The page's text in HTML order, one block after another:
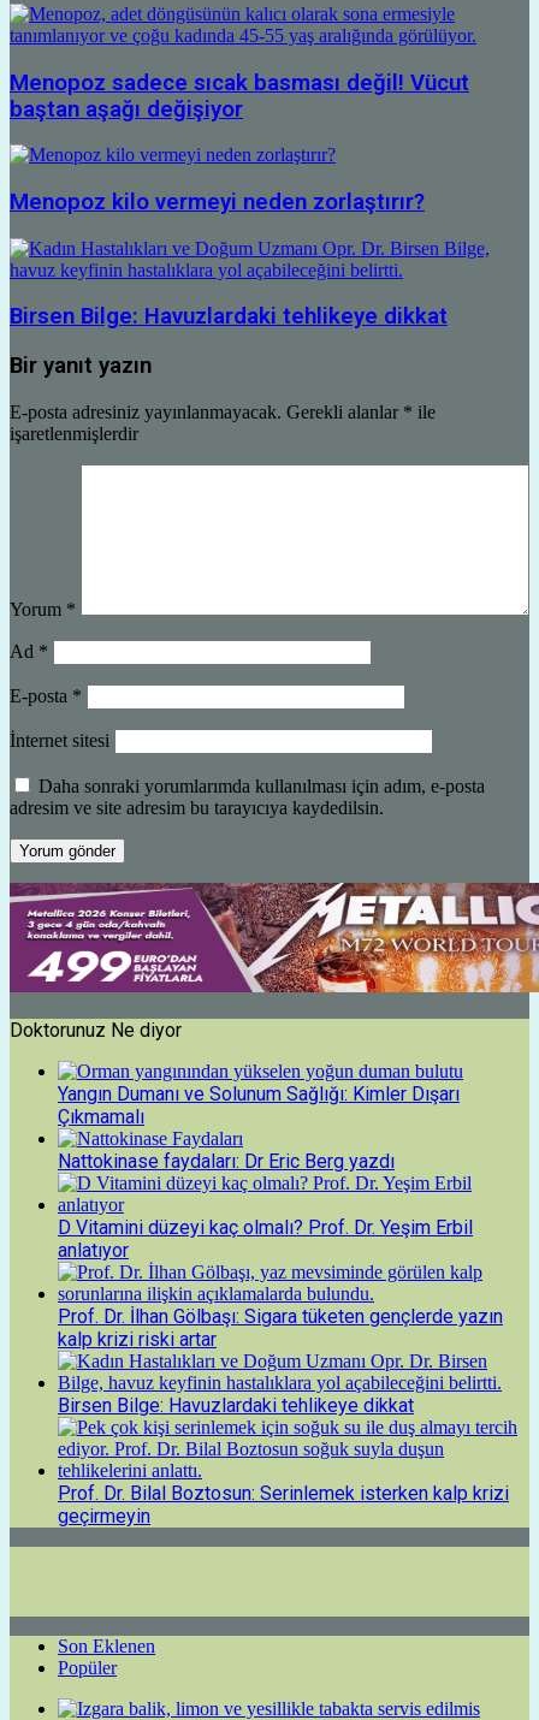
Menopoz sadece sıcak basması değil! Vücut
baştan aşağı değişiyor
Menopoz kilo vermeyi neden zorlaştırır?
Birsen Bilge: Havuzlardaki tehlikeye dikkat
Bir yanıt yazın
E-posta adresiniz yayınlanmayacak. Gerekli alanlar * ile
işaretlenmişlerdir
Yorum *
Ad *
E-posta *
İnternet sitesi
Daha sonraki yorumlarımda kullanılması için adım, e-posta
adresim ve site adresim bu tarayıcıya kaydedilsin.
Doktorunuz Ne diyor
Yangın Dumanı ve Solunum Sağlığı: Kimler Dışarı
Çıkmamalı
Nattokinase faydaları: Dr Eric Berg yazdı
D Vitamini düzeyi kaç olmalı? Prof. Dr. Yeşim Erbil
anlatıyor
Prof. Dr. İlhan Gölbaşı: Sigara tüketen gençlerde yazın
kalp krizi riski artar
Birsen Bilge: Havuzlardaki tehlikeye dikkat
Prof. Dr. Bilal Boztosun: Serinlemek isterken kalp krizi
geçirmeyin
Son Eklenen
Popüler